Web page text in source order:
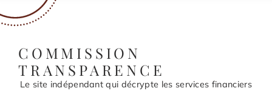
COMMISSION
TRANSPARENCE
Le site indépendant qui décrypte les services financiers